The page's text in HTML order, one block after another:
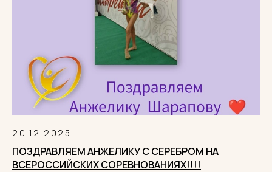
20.12.2025
ПОЗДРАВЛЯЕМ АНЖЕЛИКУ С СЕРЕБРОМ НА
ВСЕРОССИЙСКИХ СОРЕВНОВАНИЯХ!!!!